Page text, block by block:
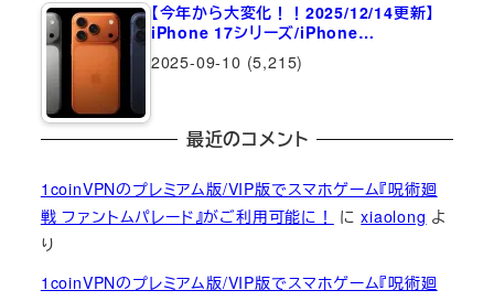
【今年から大変化！！2025/12/14更新】
iPhone 17シリーズ/iPhone…
2025-09-10 (5,215)
最近のコメント
1coinVPNのプレミアム版/VIP版でスマホゲーム『呪術廻
戦 ファントムパレード』がご利用可能に！
にxiaolong よ
り
1coinVPNのプレミアム版/VIP版でスマホゲーム『呪術廻